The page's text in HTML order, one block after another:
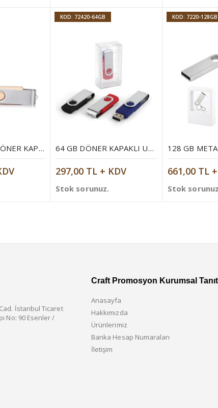
64 GB AHŞAP DÖNER KAPAKLI USB BELLEK
KOD: 72420-64GB
64 GB DÖNER KAPAKLI USB BELLEK
297,00 TL + KDV
Stok sorunuz.
KOD: 7220-128GB
661,00 TL
Stok
İstanbul Ticaret
No: 90 Esenler /
Craft Promosyon Kurumsal
Anasayfa
Hakkımızda
Ürünlerimiz
Banka Hesap Numaraları
İletişim